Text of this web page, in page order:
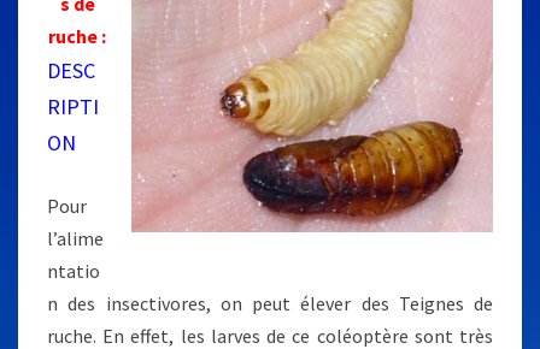
E
S
ruche :
DESC
RIPTI
ON
Pour
l’alime
ntatio
n des insectivores, on peut élever des Teignes de
ruche. En effet, les larves de ce coléoptère sont très